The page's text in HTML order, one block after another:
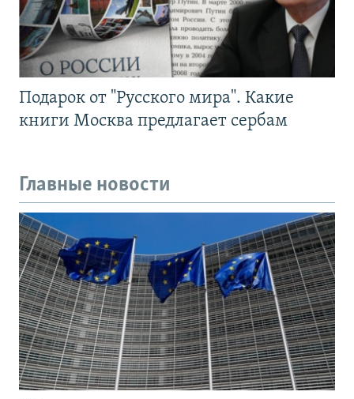
Подарок от "Русского мира". Какие
книги Москва предлагает сербам
Главные новости